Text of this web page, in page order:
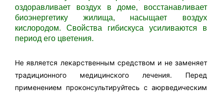
оздоравливает воздух в доме, восстанавливает
биоэнергетику жилища, насыщает воздух
кислородом. Свойства гибискуса усиливаются в
период его цветения.
Не является лекарственным средством и не заменяет
традиционного медицинского лечения. Перед
применением проконсультируйтесь с аюрведическим